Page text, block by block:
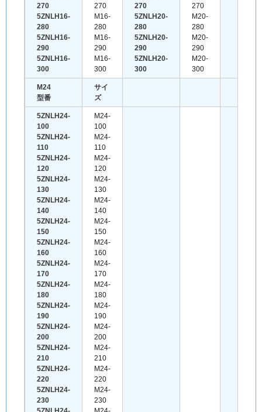
270
5ZNLH16-
280
5ZNLH16-
290
5ZNLH16-
300
270
M16-
280
M16-
290
M16-
300
270
5ZNLH20-
280
5ZNLH20-
290
5ZNLH20-
300
270
M20-
280
M20-
290
M20-
300
M24
型番
サイ
ズ
5ZNLH24-
100
5ZNLH24-
110
5ZNLH24-
120
5ZNLH24-
130
5ZNLH24-
140
5ZNLH24-
150
5ZNLH24-
160
5ZNLH24-
170
5ZNLH24-
180
5ZNLH24-
190
5ZNLH24-
200
5ZNLH24-
210
5ZNLH24-
220
5ZNLH24-
230
M24-
100
M24-
110
M24-
120
M24-
130
M24-
140
M24-
150
M24-
160
M24-
170
M24-
180
M24-
190
M24-
200
M24-
210
M24-
220
M24-
230